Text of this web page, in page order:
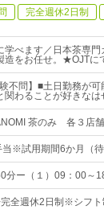
完全週休2日制
学べます／日本茶専
造をお任せ。★OJTに
験不問】■土日勤務
わることが好きなは
茶のみ 各３
※試用期間6か月（待
分ー（１）09：00～
週休2日制※シフト